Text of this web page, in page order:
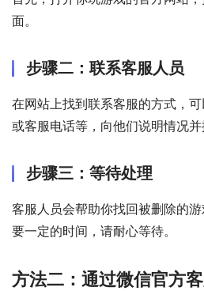
面。
步骤二：联系客服人员
在网站上找到联系客服的方式，
或客服电话等，向他们说明情况并
步骤三：等待处理
客服人员会帮助你找回被删除的
要一定的时间，请耐心等待。
方法二：通过微信官方